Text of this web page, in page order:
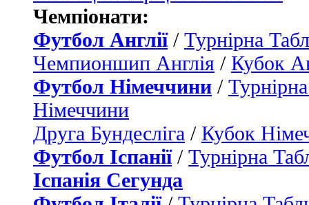
Чемпіонати:
Футбол Англії/ Турнірна
Чемпионшип Англія / Кубок
Футбол Німеччини /
Німеччини
Друга Бундесліга / Кубок
Футбол Іспанії/ Турнірна
Іспанія Сегунда